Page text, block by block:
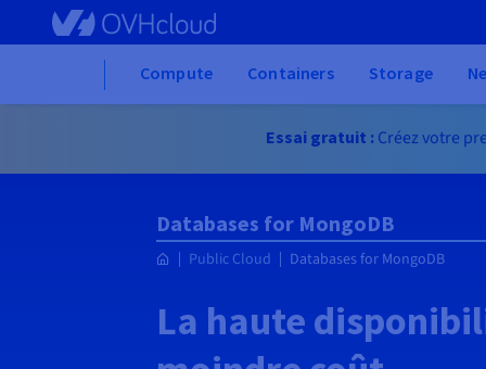
Skip to main content
Compute Containers Storage
Essai gratuit : Créez votre
Databases for MongoDB
Public Cloud Databases for MongoDB
La haute